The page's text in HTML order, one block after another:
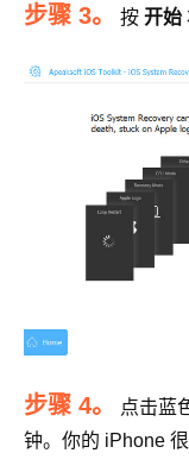
步骤 3。 按 开始
步骤 4。
点击蓝
钟。你的 iPhone